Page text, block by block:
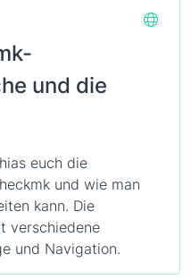
und die
euch die
und wie man
kann. Die
verschiedene
und Navigation.